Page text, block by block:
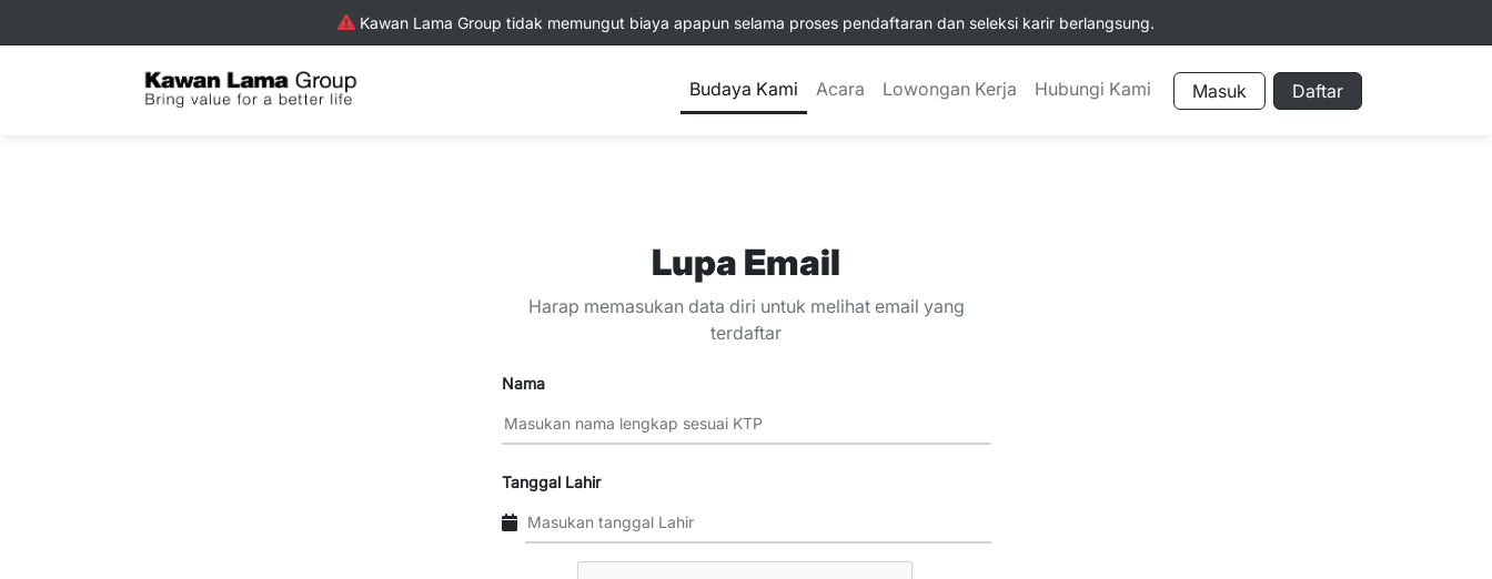
Kawan Lama Group tidak memungut biaya apapun selama proses pendaftaran dan seleksi karir berlangsung.
Budaya Kami Acara Lowongan Kerja Hubungi Kami Masuk Daftar
Lupa Email
Harap memasukan data diri untuk melihat email yang
terdaftar
Nama
Tanggal Lahir